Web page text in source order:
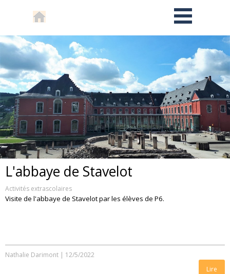
L'abbaye de Stavelot
Activités extrascolaires
Visite de l'abbaye de Stavelot par les élèves de P6.
Nathalie Darimont | 12/5/2022
Lire